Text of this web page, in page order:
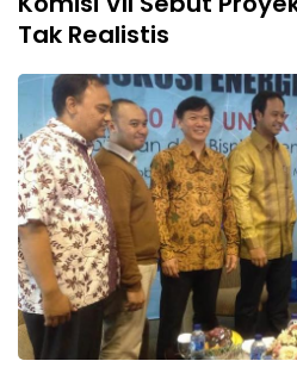
Tak Realistis